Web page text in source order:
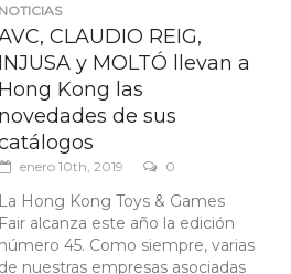
NOTICIAS
CLAUDIO REIG,
INJUSA y MOLTÓ llevan a
Hong Kong las
novedades de sus
enero 10th, 2019 0
La Hong Kong Toys & Games
Fair alcanza este año la edición
número 45. Como siempre, varias
de nuestras empresas asociadas